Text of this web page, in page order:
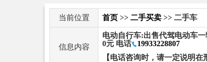
当前位置 首页 >> 二手买卖 >> 二手车
信息内容
电动自行车:出售代驾电动车
0元 电话
19933228807
【电话咨询时，请一定说明在